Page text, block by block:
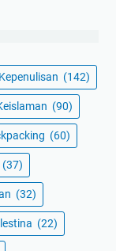
Kepenulisan (142)
(90)
(60)
(37)
(32)
(22)